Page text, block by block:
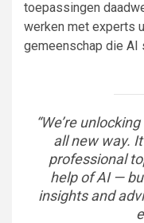
toepassingen
werken met experts
gemeenschap die AI
“We’re
all new way.
professional
help of AI —
insights and